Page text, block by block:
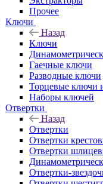
Прочее
Ключи
Назад
Ключи
Гаечные ключи
Разводные ключи
Торцевые ключи
Наборы ключей
Отвертки
Назад
Отвертки
Отвертки
Отвертки
Отвертки-